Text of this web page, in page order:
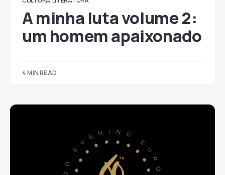
A minha luta volume 2:
um homem apaixonado
4 MIN READ